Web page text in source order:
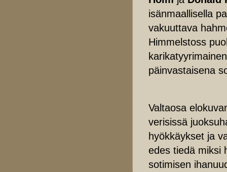
isänmaallisella
vakuuttava
Himmelstoss
päinvastaisena
Valtaosa
verisissä
hyökkäykset ja
edes tiedä miksi
sotimisen